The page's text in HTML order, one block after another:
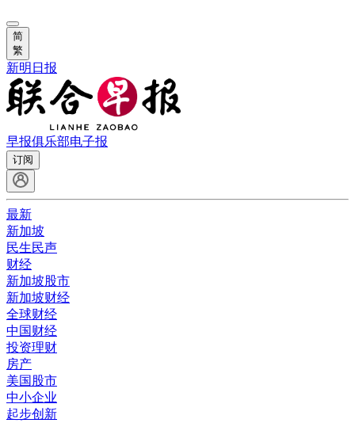
简
繁
新明日报
早报俱乐部电子报
订阅
最新
新加坡
民生民声
财经
新加坡股市
新加坡财经
全球财经
中国财经
投资理财
房产
美国股市
中小企业
起步创新